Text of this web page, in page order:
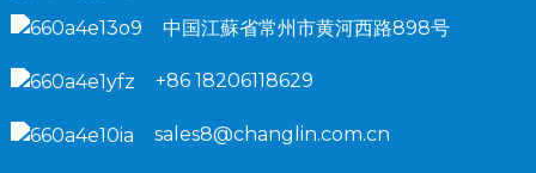
中国江蘇省常州市黄河西路898号
+86 18206118629
sales8@changlin.com.cn